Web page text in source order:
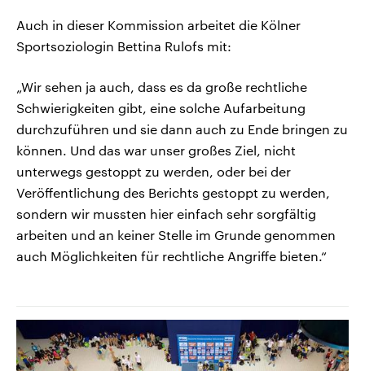
Auch in dieser Kommission arbeitet die Kölner
Sportsoziologin Bettina Rulofs mit:
„Wir sehen ja auch, dass es da große rechtliche
Schwierigkeiten gibt, eine solche Aufarbeitung
durchzuführen und sie dann auch zu Ende bringen zu
können. Und das war unser großes Ziel, nicht
unterwegs gestoppt zu werden, oder bei der
Veröffentlichung des Berichts gestoppt zu werden,
sondern wir mussten hier einfach sehr sorgfältig
arbeiten und an keiner Stelle im Grunde genommen
auch Möglichkeiten für rechtliche Angriffe bieten.“